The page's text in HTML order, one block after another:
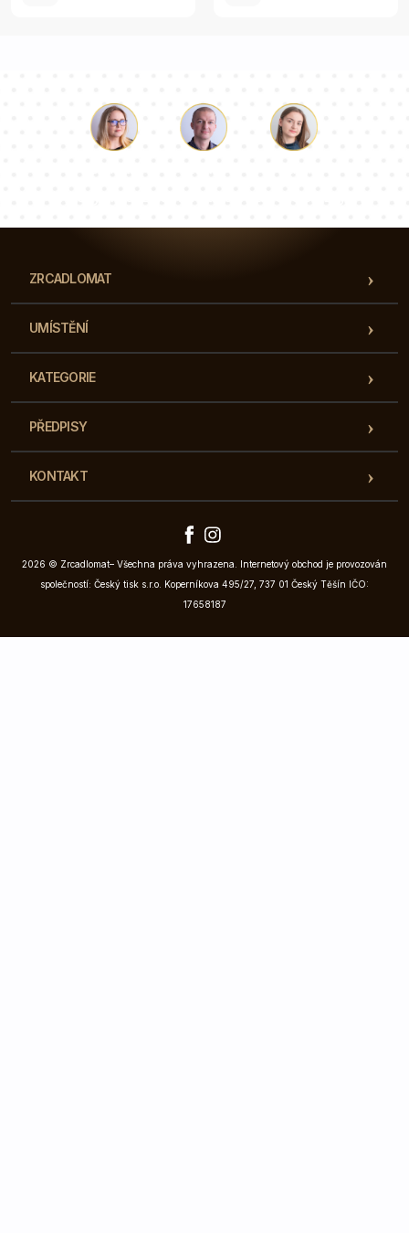
ZRCADLOMAT
UMÍSTĚNÍ
KATEGORIE
PŘEDPISY
KONTAKT
2026 © Zrcadlomat– Všechna práva vyhrazena. Internetový obchod je provozován
společností: Český tisk s.r.o. Koperníkova 495/27, 737 01 Český Těšín IČO:
17658187